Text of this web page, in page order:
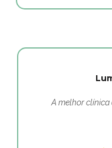
A melhor clínica